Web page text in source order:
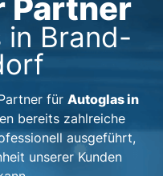
in Brand-
für Autoglas in
bereits zahlreiche
ausgeführt,
unserer Kunden